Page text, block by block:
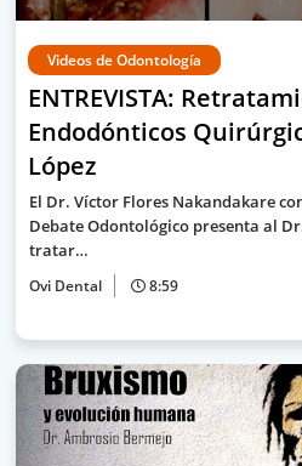
Videos de Odontología
ENTREVISTA:
Endodónticos
López
El Dr. Víctor Flores Nakandakare
Debate Odontológico presenta al
tratar…
Ovi Dental 8:59